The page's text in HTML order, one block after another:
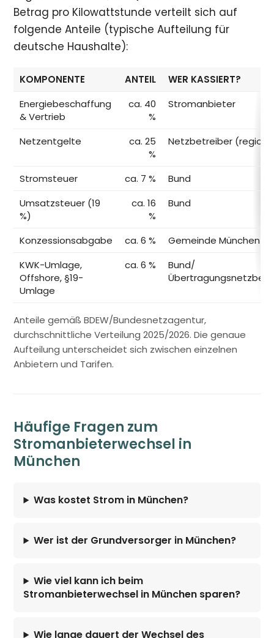
Betrag pro Kilowattstunde verteilt sich auf
folgende Anteile (typische Aufteilung für
deutsche Haushalte):
KOMPONENTE ANTEIL
WER KASSIERT?
Energiebeschaffung
& Vertrieb
ca. 40
%
Stromanbieter
Netzentgelte
ca. 25
%
Netzbetreiber
Stromsteuer ca. 7 %
Bund
Umsatzsteuer (19
%)
ca. 16
%
Bund
Konzessionsabgabe ca. 6 %
Gemeinde München
KWK-Umlage,
Offshore, §19-
Umlage
ca. 6 %
Bund/
Anteile gemäß BDEW/Bundesnetzagentur,
durchschnittliche Verteilung 2025/2026. Die genaue
Aufteilung unterscheidet sich zwischen einzelnen
Anbietern und Tarifen.
Häufige Fragen zum
Stromanbieterwechsel in
München
Was kostet Strom in München?
Wer ist der Grundversorger in München?
Wie viel kann ich beim
Stromanbieterwechsel in München sparen?
Wie lange dauert der Wechsel des